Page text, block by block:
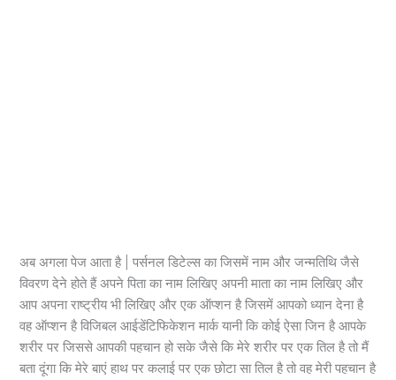
अब अगला पेज आता है | पर्सनल डिटेल्स का जिसमें नाम और जन्मतिथि जैसे
विवरण देने होते हैं अपने पिता का नाम लिखिए अपनी माता का नाम लिखिए और
आप अपना राष्ट्रीय भी लिखिए और एक ऑप्शन है जिसमें आपको ध्यान देना है
वह ऑप्शन है विजिबल आईडेंटिफिकेशन मार्क यानी कि कोई ऐसा जिन है आपके
शरीर पर जिससे आपकी पहचान हो सके जैसे कि मेरे शरीर पर एक तिल है तो मैं
बता दूंगा कि मेरे बाएं हाथ पर कलाई पर एक छोटा सा तिल है तो वह मेरी पहचान है